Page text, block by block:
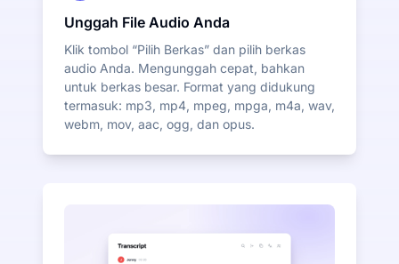
Unggah File Audio Anda
Klik tombol “Pilih Berkas” dan pilih berkas
audio Anda. Mengunggah cepat, bahkan
untuk berkas besar. Format yang didukung
termasuk: mp3, mp4, mpeg, mpga, m4a, wav,
webm, mov, aac, ogg, dan opus.